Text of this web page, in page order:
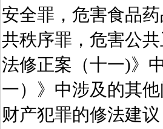
安全罪，危害食品
共秩序罪，危害公
法修正案（十一)》
一）》中涉及的其
财产犯罪的修法建